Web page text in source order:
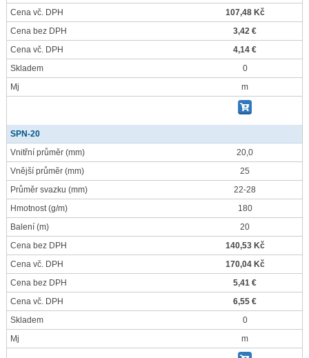
Cena vč. DPH
107,48 Kč
Cena bez DPH
3,42 €
Cena vč. DPH
4,14 €
Skladem
0
Mj
m
SPN-20
Vnitřní průměr (mm)
20,0
Vnější průměr (mm)
25
Průměr svazku (mm)
22-28
Hmotnost(g/m)
180
Balení (m)
20
Cena bez DPH
140,53 Kč
Cena vč. DPH
170,04 Kč
Cena bez DPH
5,41 €
Cena vč. DPH
6,55 €
Skladem
0
Mj
m